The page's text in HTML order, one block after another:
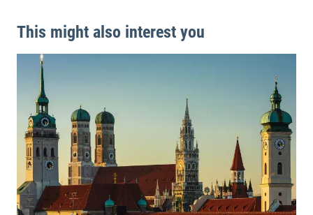
This might also interest you